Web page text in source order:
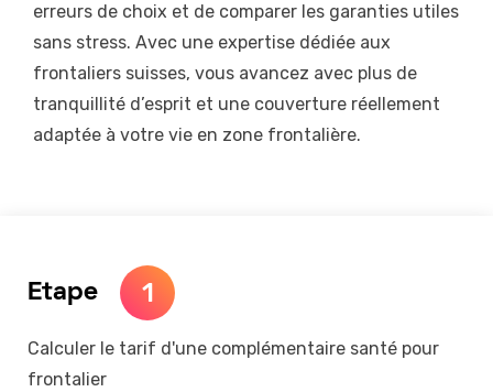
erreurs de choix et de comparer les garanties utiles
sans stress. Avec une expertise dédiée aux
frontaliers suisses, vous avancez avec plus de
tranquillité d’esprit et une couverture réellement
adaptée à votre vie en zone frontalière.
Etape 1
Calculer le tarif d'une complémentaire santé pour
frontalier